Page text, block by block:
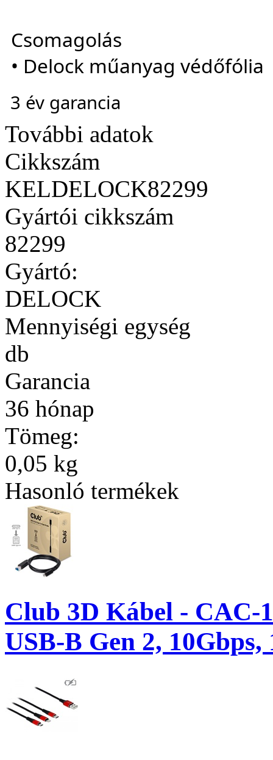
Csomagolás
• Delock műanyag védőfólia
3 év garancia
További adatok
Cikkszám
KELDELOCK82299
Gyártói cikkszám
82299
Gyártó:
DELOCK
Mennyiségi egység
db
Garancia
36 hónap
Tömeg:
0,05 kg
Hasonló termékek
Club 3D Kábel - CAC-
USB-B Gen 2, 10Gbps,